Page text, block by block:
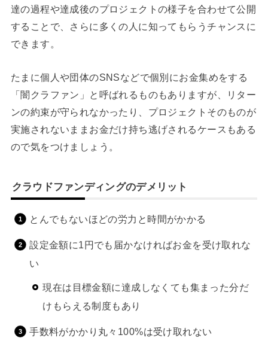
達の過程や達成後のプロジェクトの様子を合わせて公開
することで、さらに多くの人に知ってもらうチャンスに
できます。
たまに個人や団体のSNSなどで個別にお金集めをする
「闇クラファン」と呼ばれるものもありますが、リター
ンの約束が守られなかったり、プロジェクトそのものが
実施されないままお金だけ持ち逃げされるケースもある
ので気をつけましょう。
クラウドファンディングのデメリット
とんでもないほどの労力と時間がかかる
設定金額に1円でも届かなければお金を受け取れな
い
現在は目標金額に達成しなくても集まった分だ
けもらえる制度もあり
手数料がかかり丸々100%は受け取れない